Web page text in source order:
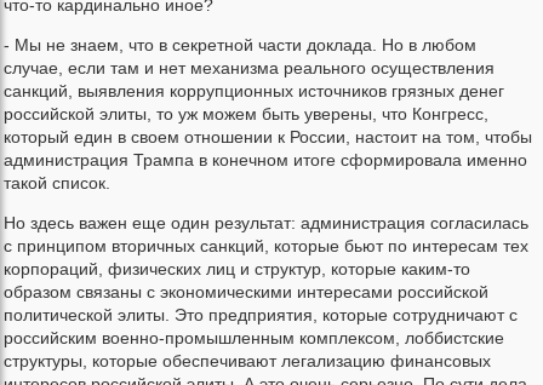
что-то кардинально иное?
- Мы не знаем, что в секретной части доклада. Но в любом
случае, если там и нет механизма реального осуществления
санкций, выявления коррупционных источников грязных денег
российской элиты, то уж можем быть уверены, что Конгресс,
который един в своем отношении к России, настоит на том, чтобы
администрация Трампа в конечном итоге сформировала именно
такой список.
Но здесь важен еще один результат: администрация согласилась
с принципом вторичных санкций, которые бьют по интересам тех
корпораций, физических лиц и структур, которые каким-то
образом связаны с экономическими интересами российской
политической элиты. Это предприятия, которые сотрудничают с
российским военно-промышленным комплексом, лоббистские
структуры, которые обеспечивают легализацию финансовых